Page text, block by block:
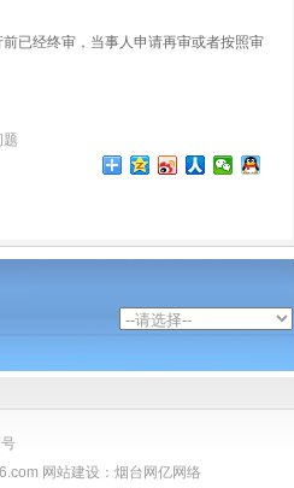
已经终审，当事人申请再审或者按照审
网站建设： 烟台网亿网络